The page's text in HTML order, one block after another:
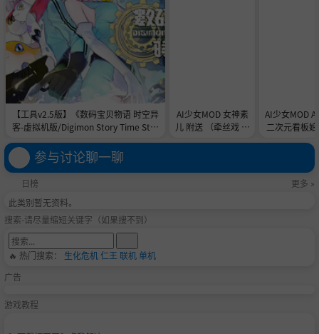
【工具v2.5版】《数码宝贝物语 时空异
客-虚拟机版/Digimon Story Time Stra
官中免安装-简中31.1GB
AI少女MOD 女神素
儿 附送 （牵丝戏 舞
AI少女MOD A
二次元看板
参与讨论聊一聊
日榜
更多 »
此类别暂无资料。
搜索-请尽量缩短关键字（如果搜不到）
🔥 热门搜索： 生化危机仁王 联机单机
广告
游戏教程